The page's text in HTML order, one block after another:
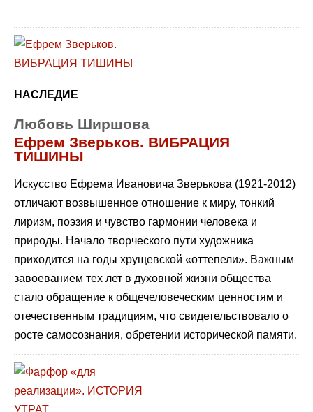
НАСЛЕДИЕ
Любовь Ширшова
Ефрем Зверьков. ВИБРАЦИЯ
ТИШИНЫ
Искусство Ефрема Ивановича Зверькова (1921-2012)
отличают возвышенное отношение к миру, тонкий
лиризм, поэзия и чувство гармонии человека и
природы. Начало творческого пути художника
приходится на годы хрущевской «оттепели». Важным
завоеванием тех лет в духовной жизни общества
стало обращение к общечеловеческим ценностям и
отечественным традициям, что свидетельствовало о
росте самосознания, обретении исторической памяти.